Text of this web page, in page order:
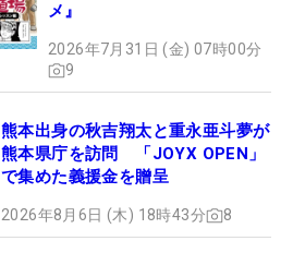
メ』
2026年7月31日 (金) 07時00分
9
熊本出身の秋吉翔太と重永亜斗夢が
熊本県庁を訪問 「JOYX OPEN」
で集めた義援金を贈呈
2026年8月6日 (木) 18時43分 8